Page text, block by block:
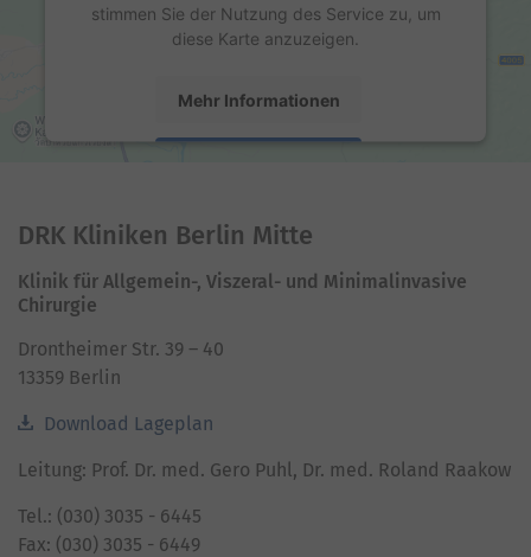
stimmen Sie der Nutzung des Service zu, um
diese Karte anzuzeigen.
Mehr Informationen
Platform
DRK Kliniken Berlin Mitte
Klinik für Allgemein-, Viszeral- und Minimalinvasive
Chirurgie
Drontheimer Str. 39 – 40
13359 Berlin
Download Lageplan
Leitung: Prof. Dr. med. Gero Puhl, Dr. med. Roland Raakow
Tel.: (030) 3035 - 6445
Fax: (030) 3035 - 6449